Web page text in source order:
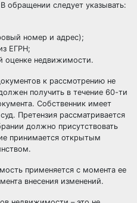
обращении следует указывать:
номер и адрес);
ЕГРН;
оценке недвижимости.
к рассмотрению не
получить в течение 60-ти
Собственник имеет
Претензия рассматривается
должно присутствовать
принимается открытым
применяется с момента ее
внесения изменений.